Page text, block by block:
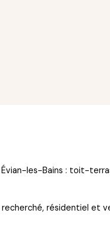
les-Bains : toit-
résidentiel et